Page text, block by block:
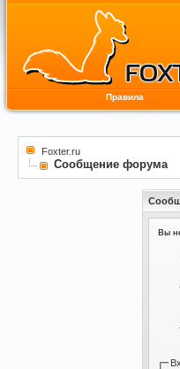
Правила
Foxter.ru
Сообщение форума
Вы